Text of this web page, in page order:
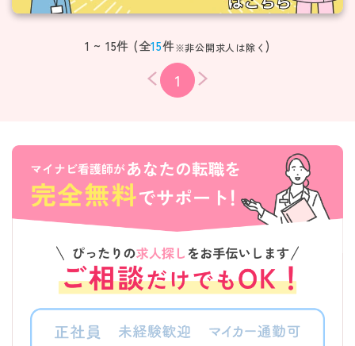
1 ~ 15件 (全15件※非公開求人は除く )
1